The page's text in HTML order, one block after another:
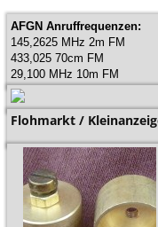
n
w
e
s
AFGN Anruffrequenzen:
145,2625 MHz 2m FM
433,025 70cm FM
29,100 MHz 10m FM
Flohmarkt /